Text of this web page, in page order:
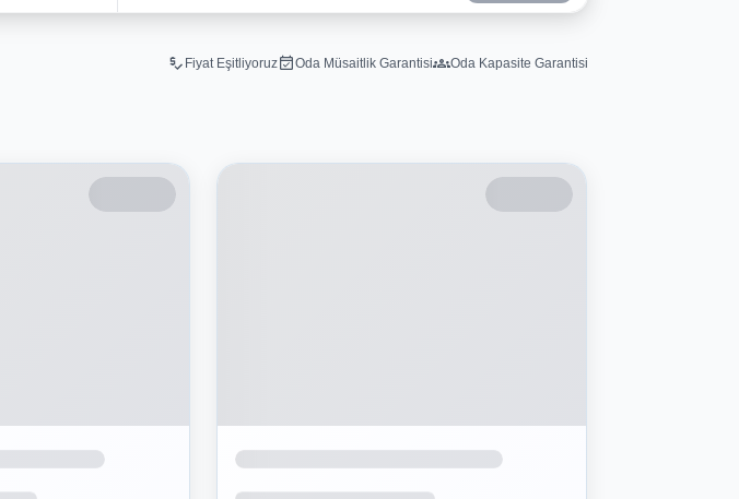
Fiyat Eşitliyoruz Oda Müsaitlik Garantisi Oda Kapasite Garantisi